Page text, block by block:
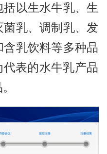
以生水牛乳、生
乳、调制乳、发
乳饮料等多种品
代表的水牛乳产品